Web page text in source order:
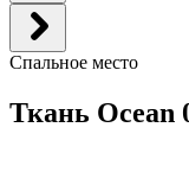
Спальное место
Ткань Ocean